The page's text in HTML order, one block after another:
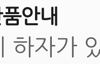
안내
하자가